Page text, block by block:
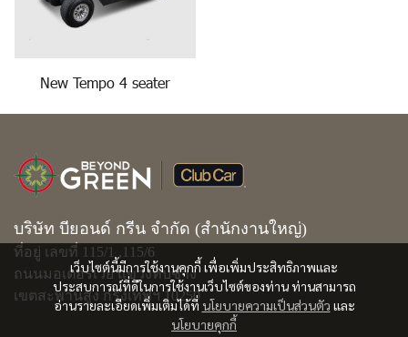
New Tempo 4 seater
เว็บไซต์นี้มีการใช้งานคุกกี้ เพื่อเพิ่มประสิทธิภาพและ
ประสบการณ์ที่ดีในการใช้งานเว็บไซต์ของท่าน ท่านสามารถ
อ่านรายละเอียดเพิ่มเติมได้ที่ นโยบายความเป็นส่วนตัว และ
นโยบายคุกกี้
บริษัท บียอนด์ กรีน จำกัด (สำนักงานใหญ่)
ที่อยู่ เลขที่ 115/1 ,115/6
ถนนมอเตอร์เวย์ แขวงทับช้าง
เขตสะพานสูง กรุงเทพฯ 10250